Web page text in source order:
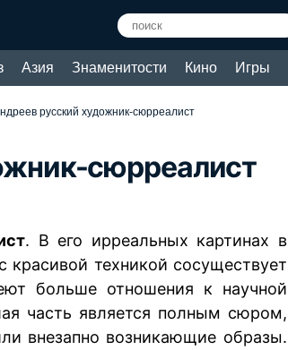
Азия Знаменитости Кино Игры
русский художник-сюрреалист
сюрреалист
. В его ирреальных картинах в
техникой сосуществует
больше отношения к научной
часть является полным сюром,
внезапно возникающие образы.